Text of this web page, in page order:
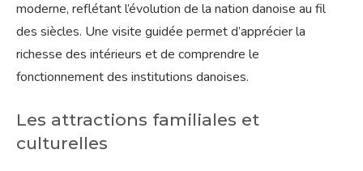
moderne, reflétant l’évolution de la nation danoise au fil
des siècles. Une visite guidée permet d’apprécier la
richesse des intérieurs et de comprendre le
fonctionnement des institutions danoises.
Les attractions familiales et
culturelles